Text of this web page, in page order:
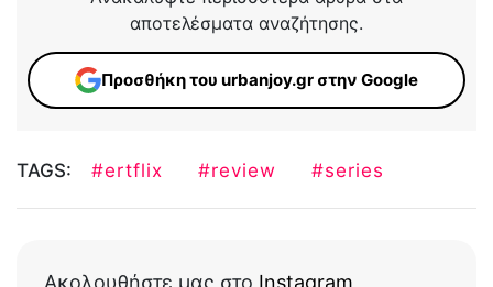
αποτελέσματα αναζήτησης.
Προσθήκη του urbanjoy.gr στην Google
TAGS: #ertflix #review #series
Ακολουθήστε μας στο Instagram